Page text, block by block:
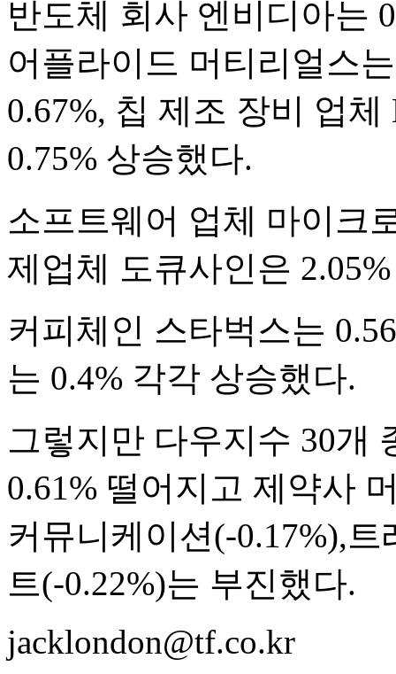
반도체 회사 엔비디아는
어플라이드 머티리얼스
0.67%, 칩 제조 장비 업
0.75% 상승했다.
소프트웨어 업체 마이크
제업체 도큐사인은
커피체인 스타벅스는
는 0.4% 각각 상승했다.
그렇지만 다우지수 30개
0.61% 떨어지고 제약사
커뮤니케이션(-0.17%),
트(-0.22%)는 부진했다.
jacklondon@tf.co.kr